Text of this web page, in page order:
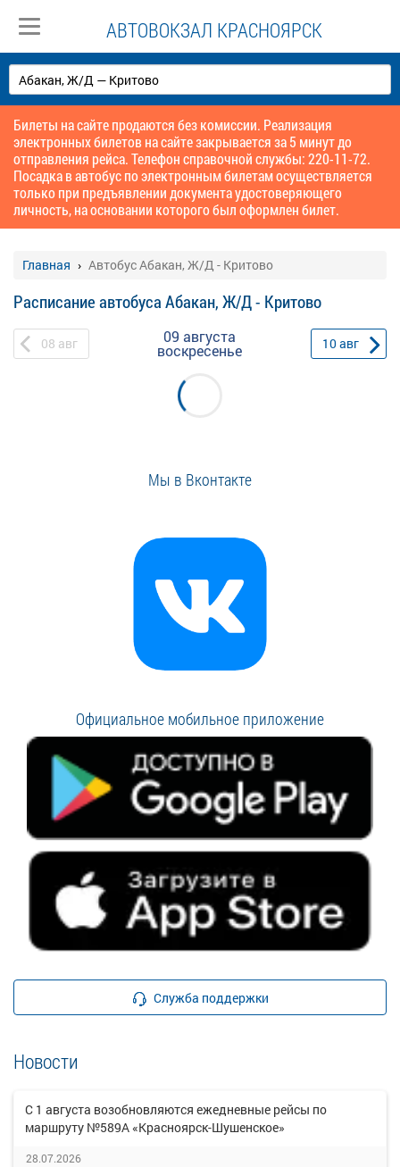
АВТОВОКЗАЛ КРАСНОЯРСК
Билеты на сайте продаются без комиссии. Реализация
электронных билетов на сайте закрывается за 5 минут до
отправления рейса. Телефон справочной службы: 220-11-72.
Посадка в автобус по электронным билетам осуществляется
только при предъявлении документа удостоверяющего
личность, на основании которого был оформлен билет.
Главная Автобус Абакан, Ж/Д - Критово
Расписание автобуса Абакан, Ж/Д - Критово
08 авг 09 августа
воскресенье 10авг
Мы в Вконтакте
Официальное мобильное приложение
Служба поддержки
Новости
С 1 августа возобновляются ежедневные рейсы по
маршруту №589А «Красноярск-Шушенское»
28.07.2026